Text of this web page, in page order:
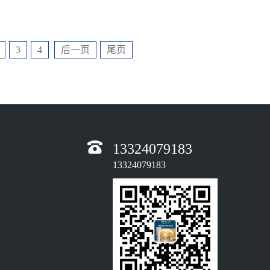
3 4 后一页 尾页
13324079183
13324079183